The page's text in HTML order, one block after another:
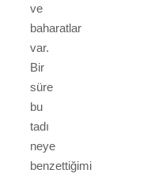
ve
baharatlar
var.
Bir
süre
bu
tadı
neye
benzettiğimi